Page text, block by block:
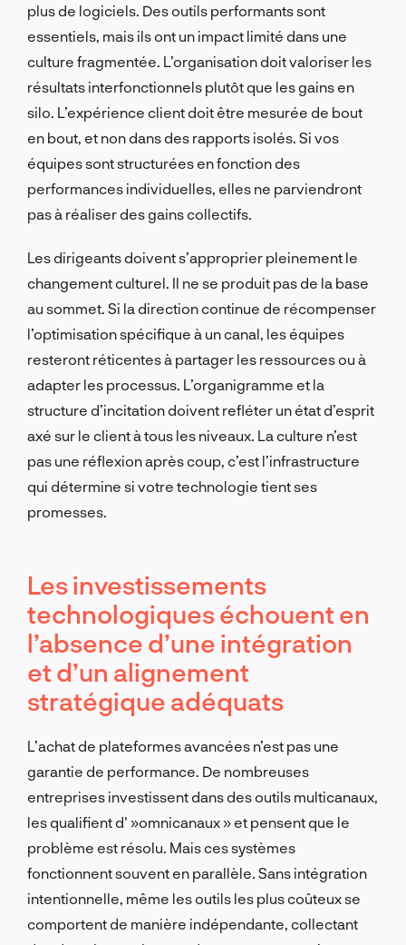
plus de logiciels. Des outils performants sont
essentiels, mais ils ont un impact limité dans une
culture fragmentée. L’organisation doit valoriser les
résultats interfonctionnels plutôt que les gains en
silo. L’expérience client doit être mesurée de bout
en bout, et non dans des rapports isolés. Si vos
équipes sont structurées en fonction des
performances individuelles, elles ne parviendront
pas à réaliser des gains collectifs.
Les dirigeants doivent s’approprier pleinement le
changement culturel. Il ne se produit pas de la base
au sommet. Si la direction continue de récompenser
l’optimisation spécifique à un canal, les équipes
resteront réticentes à partager les ressources ou à
adapter les processus. L’organigramme et la
structure d’incitation doivent refléter un état d’esprit
axé sur le client à tous les niveaux. La culture n’est
pas une réflexion après coup, c’est l’infrastructure
qui détermine si votre technologie tient ses
promesses.
Les investissements
technologiques échouent en
l’absence d’une intégration
et d’un alignement
stratégique adéquats
L’achat de plateformes avancées n’est pas une
garantie de performance. De nombreuses
entreprises investissent dans des outils multicanaux,
les qualifient d' »omnicanaux » et pensent que le
problème est résolu. Mais ces systèmes
fonctionnent souvent en parallèle. Sans intégration
intentionnelle, même les outils les plus coûteux se
comportent de manière indépendante, collectant